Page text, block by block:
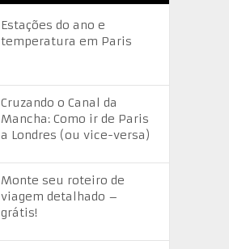
Estações do ano e
temperatura em Paris
Cruzando o Canal da
Mancha: Como ir de Paris
a Londres (ou vice-versa)
Monte seu roteiro de
viagem detalhado –
grátis!